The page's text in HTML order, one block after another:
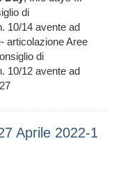
di
10/14 avente ad
articolazione Aree
di
10/12 avente ad
Aprile 2022-1